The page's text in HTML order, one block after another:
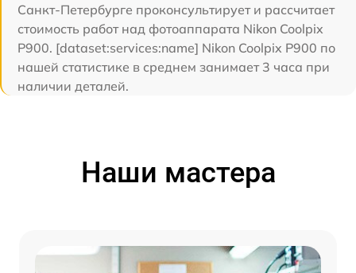
Санкт-Петербурге проконсультирует и рассчитает
стоимость работ над фотоаппарата Nikon Coolpix
P900. [dataset:services:name] Nikon Coolpix P900 по
нашей статистике в среднем занимает 3 часа при
наличии деталей.
Наши мастера